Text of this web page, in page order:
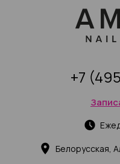
Белорусская,
+7